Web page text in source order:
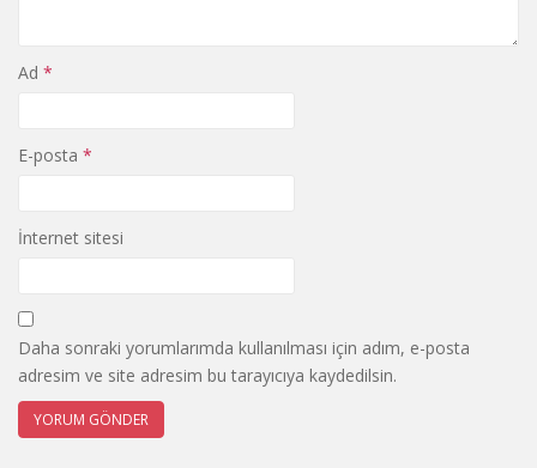
Ad *
E-posta *
İnternet sitesi
Daha sonraki yorumlarımda kullanılması için adım, e-posta
adresim ve site adresim bu tarayıcıya kaydedilsin.